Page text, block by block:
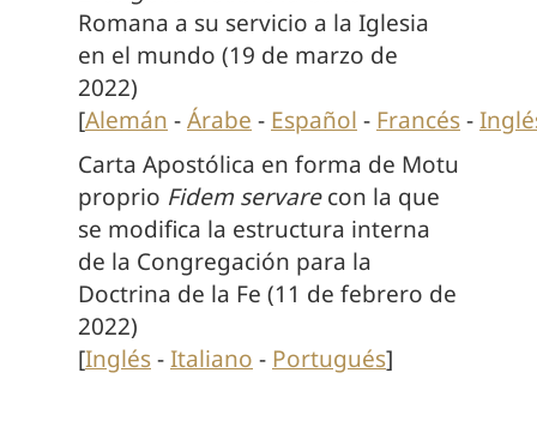
Romana a su servicio a la Iglesia
en el mundo (19 de marzo de
2022)
[Alemán -Árabe - Español - Francés-
Carta Apostólica en forma de Motu
proprio Fidem servarecon la que
se modifica la estructura interna
de la Congregación para la
Doctrina de la Fe (11 de febrero de
2022)
[Inglés-Italiano - Portugués]